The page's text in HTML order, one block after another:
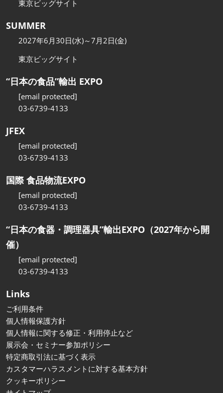
東京ビッグサイト
SUMMER
2027年6月30日(水)～7月2日(金)
東京ビッグサイト
“日本の食品”輸出 EXPO
[email protected]
03-6739-4133
JFEX
[email protected]
03-6739-4133
国際 食品物流EXPO
[email protected]
03-6739-4133
“日本の食器・調理器具”輸出EXPO（2027年から開
催）
[email protected]
03-6739-4133
Links
ご利用条件
個人情報保護方針
個人情報に関する修正・利用停止など
展示会・セミナー参加ポリシー
特定商取引法に基づく表示
カスタマーハラスメントに対する基本方針
クッキーポリシー